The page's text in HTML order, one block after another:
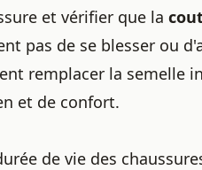
et vérifier que la
pas de se blesser ou
remplacer la semelle
et de confort.
de vie des